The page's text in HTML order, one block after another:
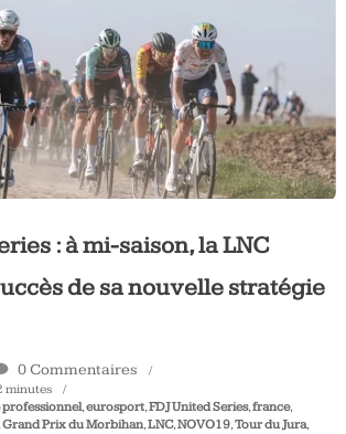
: à mi-saison, la LNC
de sa nouvelle stratégie
0 Commentaires
minutes
professionnel,eurosport,FDJ United Series,france,
Grand Prix du Morbihan,LNC,NOVO19,Tour du Jura,